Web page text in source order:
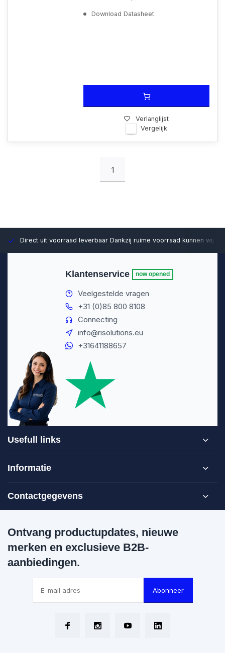
Download Datasheet
Verlanglijst
Vergelijk
1
Direct uit voorraad leverbaar Dankzij ruime voorraad kunnen wij
Klantenservice now opened
Veelgestelde vragen
+31 (0)85 800 8108
Connecting
info@risolutions.eu
+31641188657
Usefull links
Informatie
Contactgegevens
Ontvang productupdates, nieuwe
merken en exclusieve B2B-
aanbiedingen.
Abonneer